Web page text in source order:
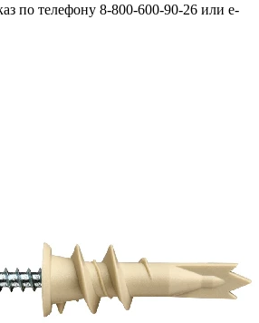
по телефону 8-800-600-90-26 или e-